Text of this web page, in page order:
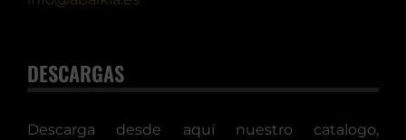
DESCARGAS
Descarga desde aquí nuestro catalogo,